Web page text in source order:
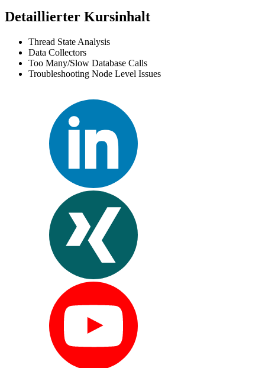
Detaillierter Kursinhalt
Thread State Analysis
Data Collectors
Too Many/Slow Database Calls
Troubleshooting Node Level Issues